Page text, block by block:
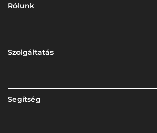
Rólunk
Szolgáltatás
Segítség